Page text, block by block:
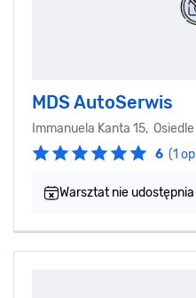
MDS AutoSerwis
Immanuela Kanta 15,
6 (1
Warsztat nie